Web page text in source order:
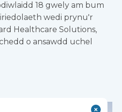
18 gwely am bum
wedi prynu'r
Healthcare Solutions,
o ansawdd uchel